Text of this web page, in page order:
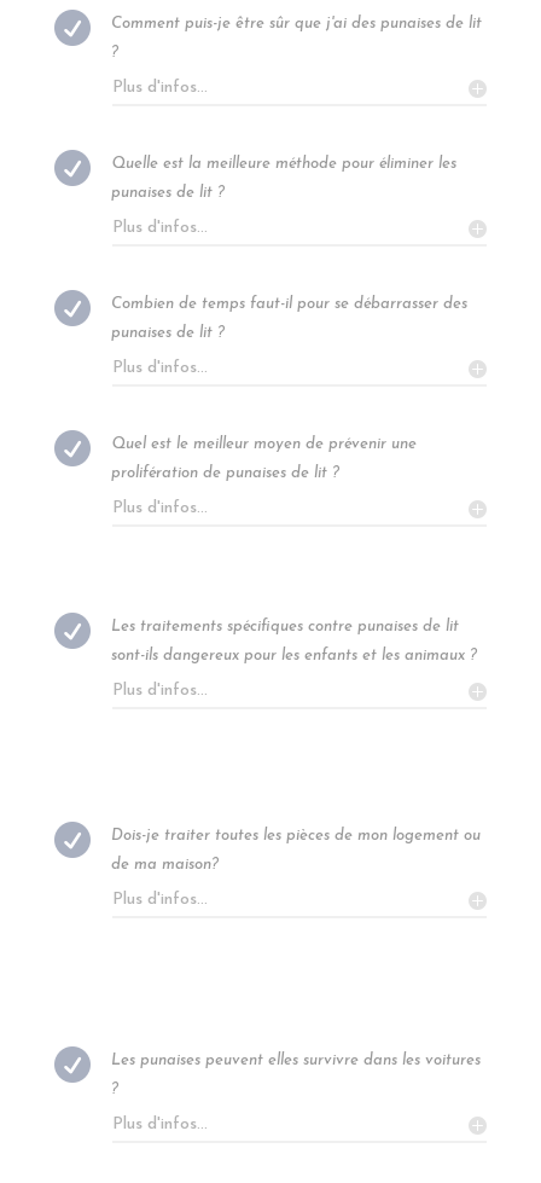

Comment puis-je être sûr que j'ai des punaises de lit
?
Plus d'infos...

Quelle est la meilleure méthode pour éliminer les
punaises de lit ?
Plus d'infos...

Combien de temps faut-il pour se débarrasser des
punaises de lit ?
Plus d'infos...

Quel est le meilleur moyen de prévenir une
prolifération de punaises de lit ?
Plus d'infos...

Les traitements spécifiques contre punaises de lit
sont-ils dangereux pour les enfants et les animaux ?
Plus d'infos...

Dois-je traiter toutes les pièces de mon logement ou
de ma maison?
Plus d'infos...

Les punaises peuvent elles survivre dans les voitures
?
Plus d'infos...